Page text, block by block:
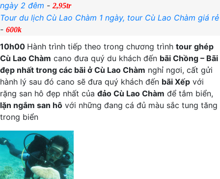
ngày 2 đêm -2,95tr
Tour du lịch Cù Lao Chàm 1 ngày, tour Cù Lao Chàm giá rẻ
- 600k
10h00 Hành trình tiếp theo trong chương trình tour ghép
Cù Lao Chàm cano đưa quý du khách đến bãi Chồng – Bãi
đẹp nhất trong các bãi ở Cù Lao Chàm nghỉ ngơi, cất gửi
hành lý sau đó cano sẽ đưa quý khách đến bãi Xếp với
rặng san hô đẹp nhất của đảo Cù Lao Chàm để tắm biển,
lặn ngắm san hô với những đang cá đủ màu sắc tung tăng
trong biển